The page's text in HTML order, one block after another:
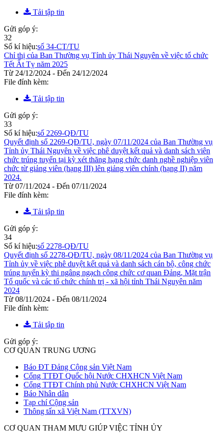
Tải tập tin
Gửi góp ý:
32
Số kí hiệu:số 34-CT/TU
Chỉ thị của Ban Thường vụ Tỉnh ủy Thái Nguyên về việc tổ chức
Tết Ất Tỵ năm 2025
Từ 24/12/2024 - Đến 24/12/2024
File đính kèm:
Tải tập tin
Gửi góp ý:
33
Số kí hiệu:số 2269-QĐ/TU
Quyết định số 2269-QĐ/TU, ngày 07/11/2024 của Ban Thường vụ
Tỉnh ủy Thái Nguyên về việc phê duyệt kết quả và danh sách viên
chức trúng tuyển tại kỳ xét thăng hạng chức danh nghề nghiệp viên
chức từ giảng viên (hạng III) lên giảng viên chính (hạng II) năm
2024.
Từ 07/11/2024 - Đến 07/11/2024
File đính kèm:
Tải tập tin
Gửi góp ý:
34
Số kí hiệu:số 2278-QĐ/TU
Quyết định số 2278-QĐ/TU, ngày 08/11/2024 của Ban Thường vụ
Tỉnh ủy về việc phê duyệt kết quả và danh sách cán bộ, công chức
trúng tuyển kỳ thi ngâng ngạch công chức cơ quan Đảng, Mặt trận
Tổ quốc và các tổ chức chính trị - xã hội tỉnh Thái Nguyên năm
2024
Từ 08/11/2024 - Đến 08/11/2024
File đính kèm:
Tải tập tin
Gửi góp ý:
CƠ QUAN TRUNG ƯƠNG
Báo ĐT Đảng Cộng sản Việt Nam
Cổng TTĐT Quốc hội Nước CHXHCN Việt Nam
Cổng TTĐT Chính phủ Nước CHXHCN Việt Nam
Báo Nhân dân
Tạp chí Cộng sản
Thông tấn xã Việt Nam (TTXVN)
CƠ QUAN THAM MƯU GIÚP VIỆC TỈNH ỦY